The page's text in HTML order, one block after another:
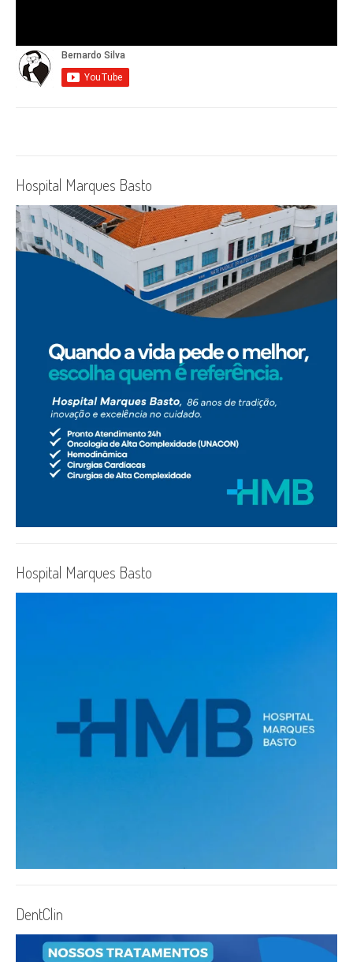
Hospital Marques Basto
Hospital Marques Basto
DentClin